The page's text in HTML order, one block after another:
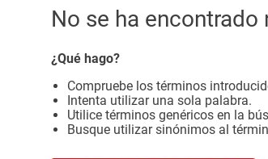
No se ha
¿Qué hago?
Compruebe los términos
Intenta utilizar una sola palabra.
Utilice términos genéricos en la
Busque utilizar sinónimos al
3
cómoda estilo
4.
comedor
5.
zapatera
6.
cama
comoda